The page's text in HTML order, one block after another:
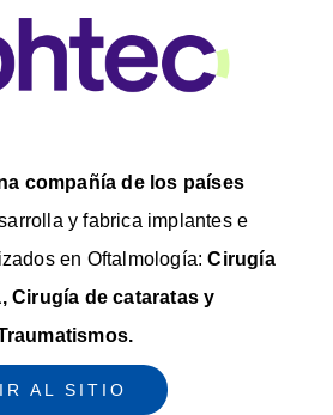
compañía de los países
y fabrica implantes e
en Oftalmología:Cirugía
Cirugía de cataratas y
IR AL SITIO